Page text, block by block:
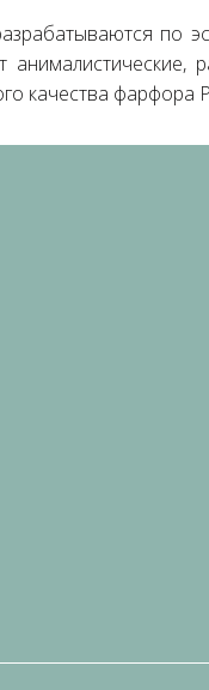
по
качества фарфора